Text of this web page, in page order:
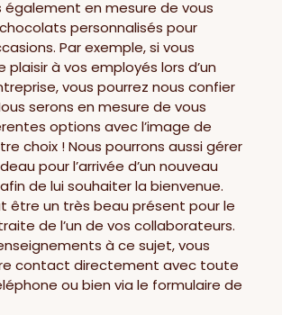
également en mesure de vous
personnalisés pour
Par exemple, si vous
plaisir à vos employés lors d’un
vous pourrez nous confier
serons en mesure de vous
options avec l’image de
choix ! Nous pourrons aussi gérer
pour l’arrivée d’un nouveau
de lui souhaiter la bienvenue.
être un très beau présent pour le
de l’un de vos collaborateurs.
à ce sujet, vous
contact directement avec toute
ou bien via le formulaire de